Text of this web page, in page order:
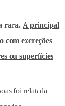
rara. A principal
com excreções
ou superfícies
foi relatada